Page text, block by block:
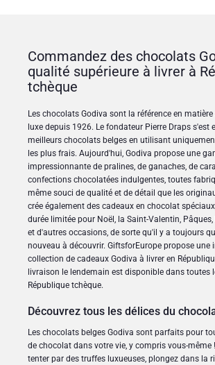
Commandez des chocolats
qualité supérieure à livrer à
tchèque
Les chocolats Godiva sont la référence en
luxe depuis 1926. Le fondateur Pierre Draps s'est
meilleurs chocolats belges en utilisant
les plus frais. Aujourd'hui, Godiva propose une
impressionnante de pralines, de ganaches, de
confections chocolatées indulgentes, toutes
même souci de qualité et de détail que les
crée également des cadeaux en chocolat
durée limitée pour Noël, la Saint-Valentin,
et d'autres occasions, de sorte qu'il y a toujours
nouveau à découvrir. GiftsforEurope propose une
collection de cadeaux Godiva à livrer en
livraison le lendemain est disponible dans toutes
République tchèque.
Découvrez tous les délices du
Les chocolats belges Godiva sont parfaits pour
de chocolat dans votre vie, y compris vous-même
tenter par des truffes luxueuses, plongez dans la